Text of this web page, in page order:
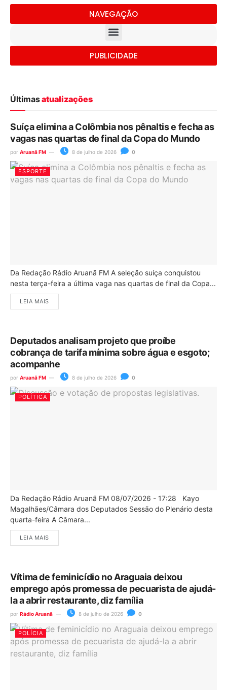
NAVEGAÇÃO
PUBLICIDADE
Últimasatualizações
Suíça elimina a Colômbia nos pênaltis e fecha as
vagas nas quartas de final da Copa do Mundo
por Aruanã FM 8 de julho de 2026 0
ESPORTE
Da Redação Rádio Aruanã FM A seleção suíça conquistou
nesta terça-feira a última vaga nas quartas de final da Copa...
LEIA MAIS
Deputados analisam projeto que proíbe
cobrança de tarifa mínima sobre água e esgoto;
acompanhe
por Aruanã FM 8 de julho de 2026 0
POLÍTICA
Da Redação Rádio Aruanã FM 08/07/2026 - 17:28 Kayo
Magalhães/Câmara dos Deputados Sessão do Plenário desta
quarta-feira A Câmara...
LEIA MAIS
Vítima de feminicídio no Araguaia deixou
emprego após promessa de pecuarista de ajudá-
la a abrir restaurante, diz família
por Rádio Aruanã 8 de julho de 2026 0
POLÍCIA